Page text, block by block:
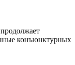
конъюнктурных